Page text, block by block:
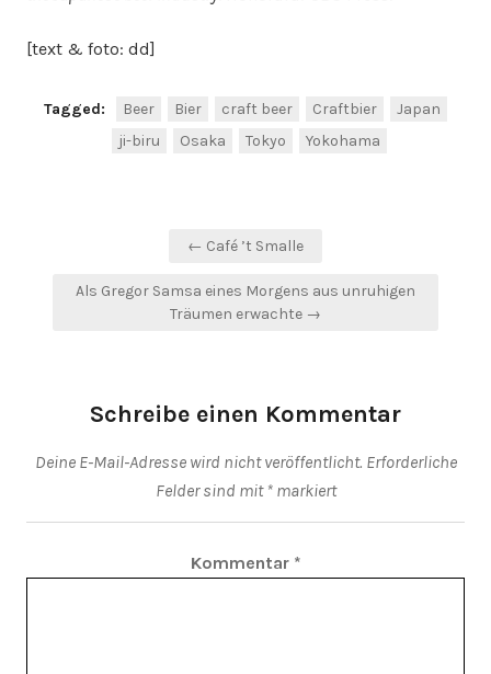
[text & foto: dd]
Tagged: Beer Bier craft beer Craftbier
Japan
ji-biru
Osaka Tokyo Yokohama
Beitragsnavigation
← Café ’t Smalle
Als Gregor Samsa eines Morgens aus unruhigen
Träumen erwachte →
Schreibe einen Kommentar
Deine E-Mail-Adresse wird nicht veröffentlicht. Erforderliche
Felder sind mit *markiert
Kommentar *